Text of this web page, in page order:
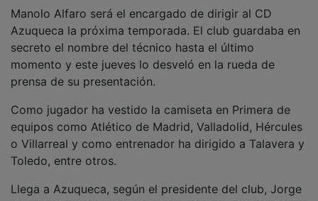
Azuqueca la próxima temporada. El club guardaba en
secreto el nombre del técnico hasta el último
momento y este jueves lo desveló en la rueda de
prensa de su presentación.
equipos como Atlético de Madrid, Valladolid, Hércules
o Villarreal y como entrenador ha dirigido a Talavera y
Toledo, entre otros.
Fuentenebro “porque nos puede aportar muchas cosas